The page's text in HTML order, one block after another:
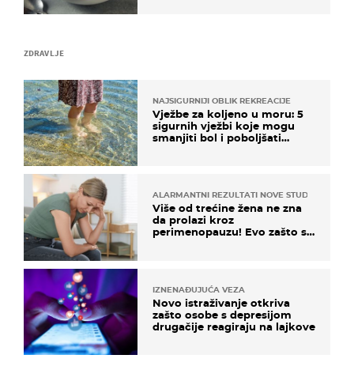
ZDRAVLJE
NAJSIGURNIJI OBLIK REKREACIJE
Vježbe za koljeno u moru: 5
sigurnih vježbi koje mogu
smanjiti bol i poboljšati
ALARMANTNI REZULTATI NOVE STUDIJE
Više od trećine žena ne zna
da prolazi kroz
perimenopauzu! Evo zašto su
IZNENAĐUJUĆA VEZA
Novo istraživanje otkriva
zašto osobe s depresijom
drugačije reagiraju na lajkove